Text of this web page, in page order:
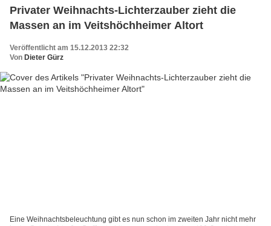
Privater Weihnachts-Lichterzauber zieht die
Massen an im Veitshöchheimer Altort
Veröffentlicht am 15.12.2013 22:32
Von Dieter Gürz
Eine Weihnachtsbeleuchtung gibt es nun schon im zweiten Jahr nicht mehr